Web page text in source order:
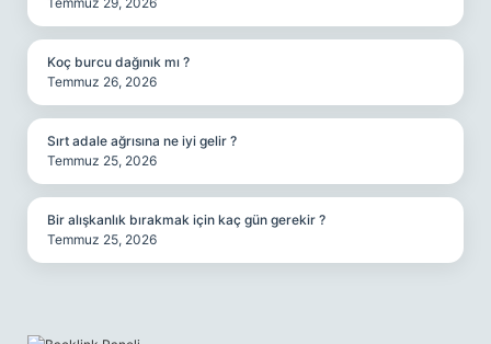
Koç burcu dağınık mı ?
Temmuz 26, 2026
Sırt adale ağrısına ne iyi gelir ?
Temmuz 25, 2026
Bir alışkanlık bırakmak için kaç gün gerekir ?
Temmuz 25, 2026